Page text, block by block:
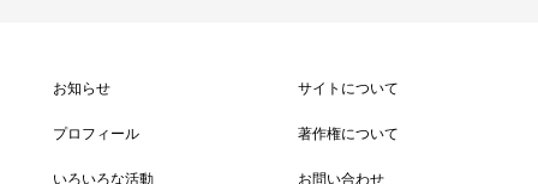
お知らせ
プロフィール
いろいろな活動
サイトについて
著作権について
お問い合わせ